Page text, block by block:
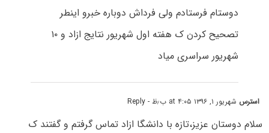
دوستام فرستادم ولی فرداش دوباره خبرو اینطر
تصحیح کردن ک هفته اول شهریور نتایج ازاد و ۱۰
شهریور سراسری میاد
استرس شهریور ۱, ۱۳۹۶ at ۴:۰۵ ب٫ظ - Reply
سلام دوستان عزیز،تازه با دانشگا ازاد تماس گرفتم و گفتند ک